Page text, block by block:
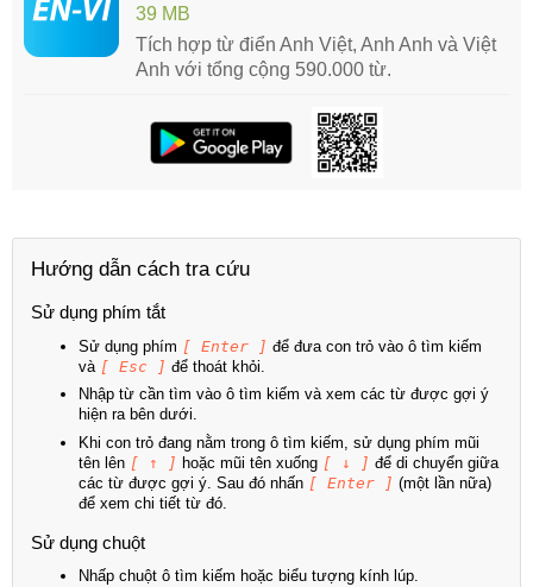
39 MB
Tích hợp từ điển Anh Việt, Anh Anh và Việt
Anh với tổng cộng 590.000 từ.
Hướng dẫn cách tra cứu
Sử dụng phím tắt
Sử dụng phím [ Enter ] để đưa con trỏ vào ô tìm kiếm
và [ Esc ] để thoát khỏi.
Nhập từ cần tìm vào ô tìm kiếm và xem các từ được gợi ý
hiện ra bên dưới.
Khi con trỏ đang nằm trong ô tìm kiếm, sử dụng phím mũi
tên lên [ ↑ ] hoặc mũi tên xuống [ ↓ ] để di chuyển giữa
các từ được gợi ý. Sau đó nhấn [ Enter ] (một lần nữa)
để xem chi tiết từ đó.
Sử dụng chuột
Nhấp chuột ô tìm kiếm hoặc biểu tượng kính lúp.